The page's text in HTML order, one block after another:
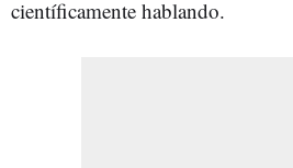
científicamente hablando.